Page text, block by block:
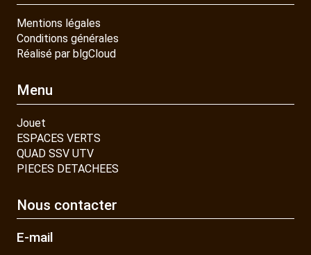
Mentions légales
Conditions générales
Réalisé par blgCloud
Menu
Jouet
ESPACES VERTS
QUAD SSV UTV
PIECES DETACHEES
Nous contacter
E-mail